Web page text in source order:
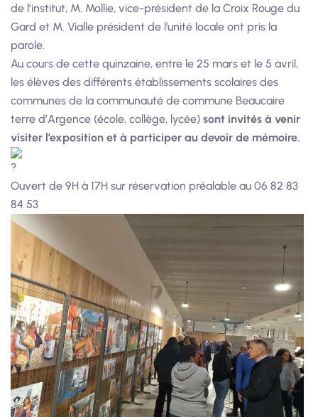
de l’institut, M. Mollie, vice-président de la Croix Rouge du
Gard et M. Vialle président de l’unité locale ont pris la
parole.
Au cours de cette quinzaine, entre le 25 mars et le 5 avril,
les élèves des différents établissements scolaires des
communes de la communauté de commune Beaucaire
terre d’Argence (école, collège, lycée) sont invités à venir
visiter l’exposition et à participer au devoir de mémoire.
Ouvert de 9H à 17H sur réservation préalable au 06 82 83
84 53